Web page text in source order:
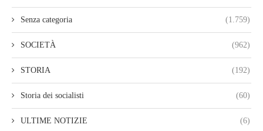
Senza categoria (1.759)
SOCIETÀ (962)
STORIA (192)
Storia dei socialisti (60)
ULTIME NOTIZIE (6)